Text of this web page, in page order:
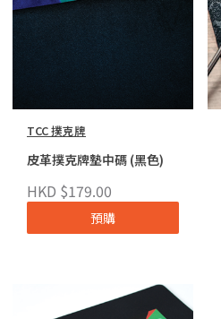
TCC 撲克牌
皮革撲克牌墊中碼 (黑色)
HKD $179.00
預購